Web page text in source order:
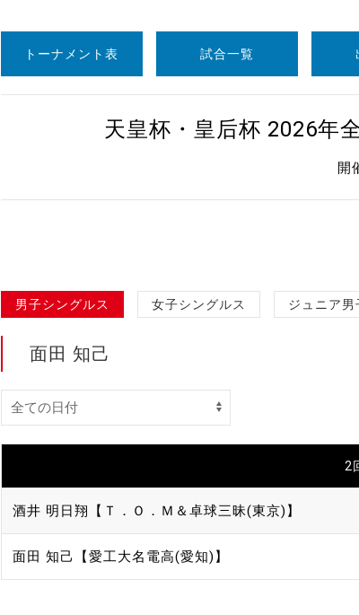
販売品一覧
トーナメント表 試合一覧
天皇杯・皇后杯 2026年
開
男子シングルス 女子シングルス ジュニア男
面田 知己
2
酒井 明日翔【Ｔ．Ｏ．Ｍ＆卓球三昧(東京)】
面田 知己【愛工大名電高(愛知)】